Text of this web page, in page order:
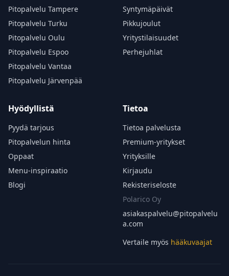
Pitopalvelu Tampere
Pitopalvelu Turku
Pitopalvelu Oulu
Pitopalvelu Espoo
Pitopalvelu Vantaa
Pitopalvelu Järvenpää
Syntymäpäivät
Pikkujoulut
Yritystilaisuudet
Perhejuhlat
Hyödyllistä
Pyydä tarjous
Pitopalvelun hinta
Oppaat
Menu-inspiraatio
Blogi
Tietoa
Tietoa palvelusta
Premium-yritykset
Yrityksille
Kirjaudu
Rekisteriseloste
Polarico Oy
asiakaspalvelu@pitopalvelu
a.com
Vertaile myös hääkuvaajat